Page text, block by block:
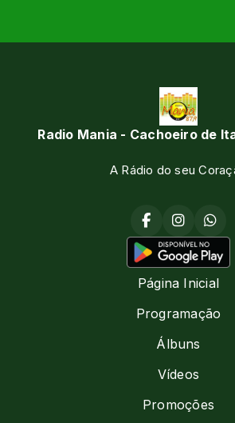
Radio Mania - Cachoeiro de
A Rádio do seu
Página Inicial
Programação
Álbuns
Vídeos
Promoções